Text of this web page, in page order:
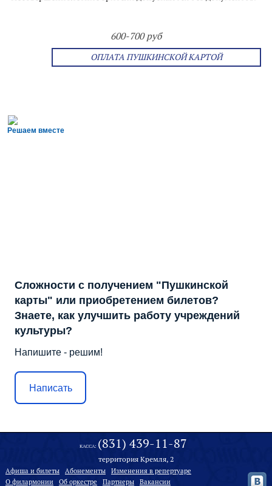
600-700 руб
ОПЛАТА ПУШКИНСКОЙ КАРТОЙ
Решаем вместе
Сложности с получением "Пушкинской
карты" или приобретением билетов?
Знаете, как улучшить работу учреждений
культуры?
Напишите - решим!
Написать
КАССА: (831) 439-11-87
территория Кремля, 2
Афиша и билеты Абонементы
Изменения в репертуаре
О филармонии
Oб оркестре Партнеры Вакансии